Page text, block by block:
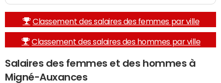
Classement des salaires des femmes par ville
Classement des salaires des hommes par ville
Salaires des femmes et des hommes à
Migné-Auxances